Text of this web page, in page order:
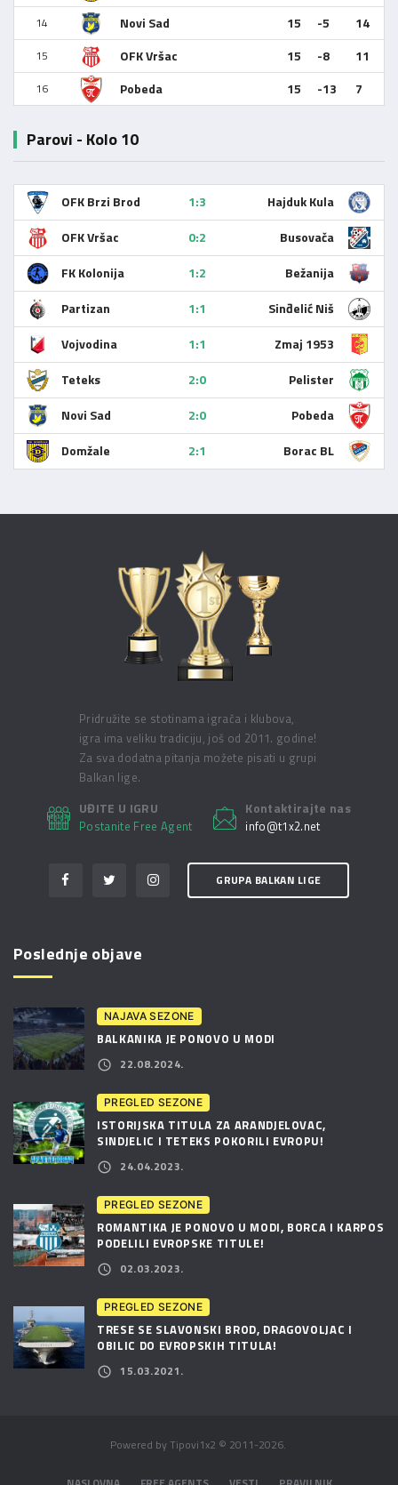
14 Novi Sad 15 -5 14
15 OFK Vršac 15 -8 11
16 Pobeda 15 -13 7
Parovi - Kolo 10
OFK Brzi Brod 1:3
Hajduk Kula
OFK Vršac
0:2
Busovača
FK Kolonija
1:2
Bežanija
Partizan
1:1
Sinđelić Niš
Vojvodina
1:1
Zmaj 1953
Teteks
2:0
Pelister
Novi Sad
2:0
Pobeda
Domžale
2:1 Borac BL
Pridružite se stotinama igrača i klubova,
igra ima veliku tradiciju, još od 2011. godine!
Za sva dodatna pitanja možete pisati u grupi
Balkan lige.
UĐITE U IGRU
Postanite Free Agent
Kontaktirajte nas
info@t1x2.net
GRUPA BALKAN LIGE
Poslednje objave
NAJAVA SEZONE
BALKANIKA JE PONOVO U MODI
22.08.2024.
PREGLED SEZONE
ISTORIJSKA TITULA ZA ARANDJELOVAC,
SINDJELIC I TETEKS POKORILI EVROPU!
24.04.2023.
PREGLED SEZONE
ROMANTIKA JE PONOVO U MODI, BORCA I KARPOS
PODELILI EVROPSKE TITULE!
02.03.2023.
PREGLED SEZONE
TRESE SE SLAVONSKI BROD, DRAGOVOLJAC I
OBILIC DO EVROPSKIH TITULA!
15.03.2021.
Powered byTipovi1x2 © 2011-2026.